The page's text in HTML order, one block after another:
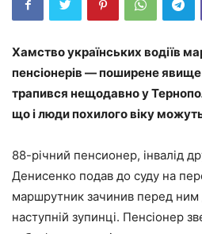
Хамство українських водіїв
пенсіонерів — поширене
трапився нещодавно у
що і люди похилого віку
88-річний пенсионер, інвалід
Денисенко подав до суду на
маршрутник зачинив перед ним
наступній зупинці. Пенсіонер